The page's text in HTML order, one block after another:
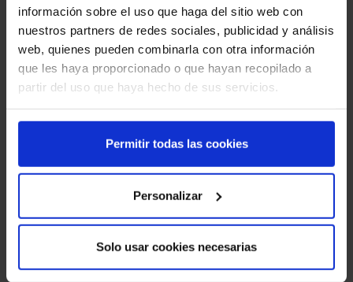
información sobre el uso que haga del sitio web con
nuestros partners de redes sociales, publicidad y análisis
web, quienes pueden combinarla con otra información
que les haya proporcionado o que hayan recopilado a
partir del uso que haya hecho de sus servicios.
Permitir todas las cookies
Personalizar
Solo usar cookies necesarias